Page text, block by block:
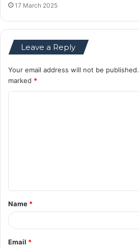
17 March 2025
Leave a Reply
Your email address will not be published.
marked *
t
*
Name *
Email *